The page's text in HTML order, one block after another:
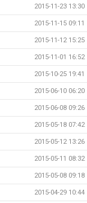
2015-11-23 13:30
2015-11-15 09:11
2015-11-12 15:25
2015-11-01 16:52
2015-10-25 19:41
2015-06-10 06:20
2015-06-08 09:26
2015-05-18 07:42
2015-05-12 13:26
2015-05-11 08:32
2015-05-08 09:18
2015-04-29 10:44